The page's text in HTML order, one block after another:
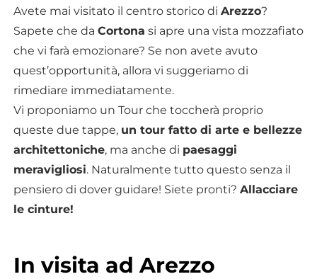
Avete mai visitato il centro storico di Arezzo?
Sapete che da Cortona si apre una vista mozzafiato
che vi farà emozionare? Se non avete avuto
quest’opportunità, allora vi suggeriamo di
rimediare immediatamente.
Vi proponiamo un Tour che toccherà proprio
queste due tappe, un tour fatto di arte e bellezze
architettoniche, ma anche di paesaggi
meravigliosi. Naturalmente tutto questo senza il
pensiero di dover guidare! Siete pronti? Allacciare
le cinture!
In visita ad Arezzo